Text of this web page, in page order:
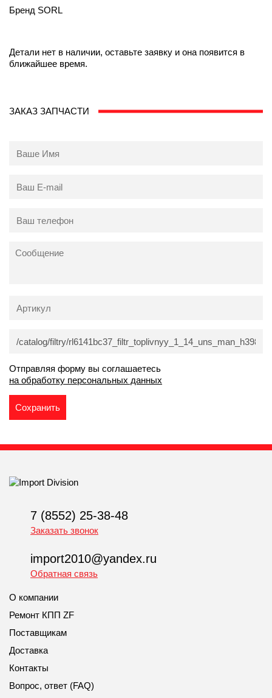
Бренд SORL
Детали нет в наличии, оставьте заявку и она появится в
ближайшее время.
ЗАКАЗ ЗАПЧАСТИ
Отправляя форму вы соглашаетесь
на обработку персональных данных
7 (8552) 25-38-48
Заказать звонок
import2010@yandex.ru
Обратная связь
О компании
Ремонт КПП ZF
Поставщикам
Доставка
Контакты
Вопрос, ответ (FAQ)